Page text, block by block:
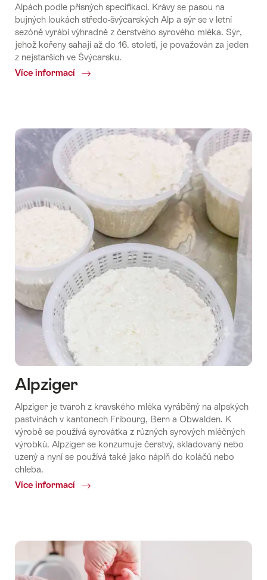
Alpách podle přísných specifikací. Krávy se pasou na
bujných loukách středo-švýcarských Alp a sýr se v letní
sezóně vyrábí výhradně z čerstvého syrového mléka. Sýr,
jehož kořeny sahají až do 16. století, je považován za jeden
z nejstarších ve Švýcarsku.
Více informací
Common.Of
Alpziger
Alpziger je tvaroh z kravského mléka vyráběný na alpských
pastvinách v kantonech Fribourg, Bern a Obwalden. K
výrobě se používá syrovátka z různých syrových mléčných
výrobků. Alpziger se konzumuje čerstvý, skladovaný nebo
uzený a nyní se používá také jako náplň do koláčů nebo
chleba.
Více informací
Common.Of